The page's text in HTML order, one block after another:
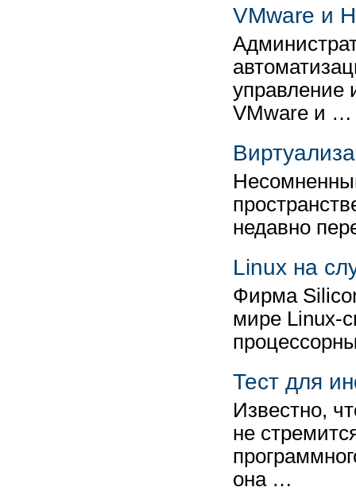
VMware и
VMware и …
недавно
Linux на
Фирма
мире Linux-
Тест для
Известно,
не
она …